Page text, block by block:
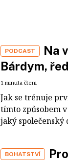
PODCAST
Na
Bárdym,
1 minuta čtení
Jak se trénuje
tímto způsobem
jaký společenský
BOHATSTVÍ